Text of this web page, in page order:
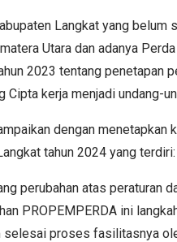
Langkat yang
Utara dan adanya
2023 tentang penetapan
Cipta kerja menjadi undang-
dengan menetapkan
tahun 2024 yang terdiri:
perubahan atas peraturan
PROPEMPERDA ini
selesai proses fasilitasnya